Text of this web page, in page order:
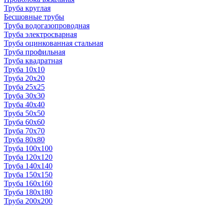
Труба круглая
Бесшовные трубы
Труба водогазопроводная
Труба электросварная
Труба оцинкованная стальная
Труба профильная
Труба квадратная
Труба 10x10
Труба 20x20
Труба 25x25
Труба 30x30
Труба 40x40
Труба 50x50
Труба 60x60
Труба 70x70
Труба 80x80
Труба 100x100
Труба 120x120
Труба 140x140
Труба 150x150
Труба 160x160
Труба 180x180
Труба 200x200